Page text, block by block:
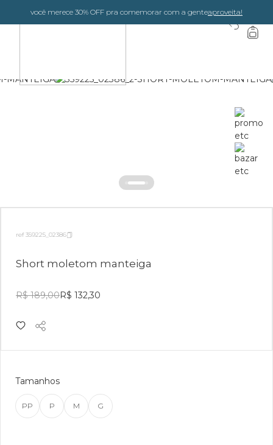
você merece 30% OFF pra comemorar com a genteaproveita!
ref 359225_02386
Short moletom manteiga
R$ 189,00R$ 132,30
Tamanhos
PP P M G